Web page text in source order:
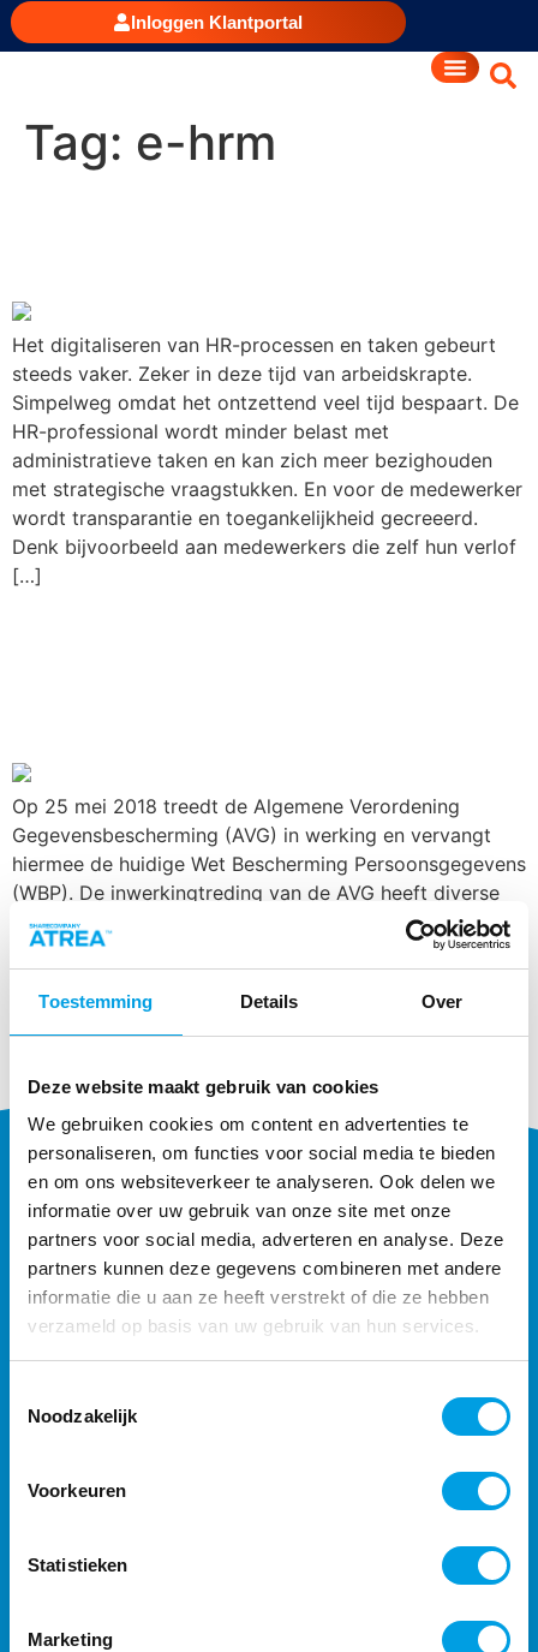
Toestemming Details Over
Deze website maakt gebruik van cookies
We gebruiken cookies om content en advertenties te
personaliseren, om functies voor social media te bieden
en om ons websiteverkeer te analyseren. Ook delen we
informatie over uw gebruik van onze site met onze
partners voor social media, adverteren en analyse. Deze
partners kunnen deze gegevens combineren met andere
informatie die u aan ze heeft verstrekt of die ze hebben
verzameld op basis van uw gebruik van hun services.
Noodzakelijk
Voorkeuren
Statistieken
Marketing
Inloggen Klantportal
Tag: e-hrm
Het digitaliseren van HR-processen en taken gebeurt
steeds vaker. Zeker in deze tijd van arbeidskrapte.
Simpelweg omdat het ontzettend veel tijd bespaart. De
HR-professional wordt minder belast met
administratieve taken en kan zich meer bezighouden
met strategische vraagstukken. En voor de medewerker
wordt transparantie en toegankelijkheid gecreeerd.
Denk bijvoorbeeld aan medewerkers die zelf hun verlof
[…]
Op 25 mei 2018 treedt de Algemene Verordening
Gegevensbescherming (AVG) in werking en vervangt
hiermee de huidige Wet Bescherming Persoonsgegevens
(WBP). De inwerkingtreding van de AVG heeft diverse
gevolgen voor organisaties. Zo dienen organisaties
steeds meer maatregelen te nemen voor fysieke
ISO 27001 normering Doordat de kenniseconomie in de
groei is, […]
CONTACT
info@atrea.nl
3824 MN Amersfoort
Tijdregistratie software